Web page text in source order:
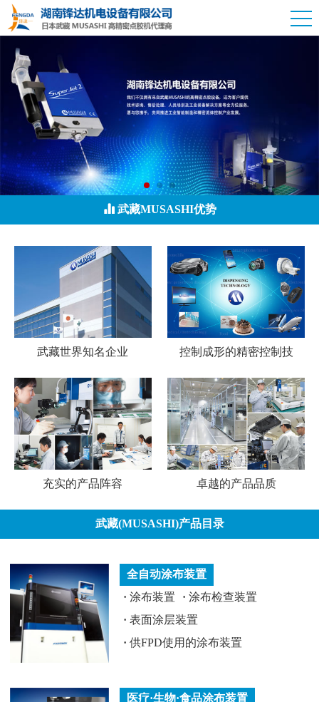
武藏MUSASHI优势
武藏世界知名企业 控制成形的精密控制技
充实的产品阵容 卓越的产品品质
武藏(MUSASHI)产品目录
全自动涂布装置
· 涂布装置 · 涂布检查装置
· 表面涂层装置
· 供FPD使用的涂布装置
医疗·生物·食品涂布装置